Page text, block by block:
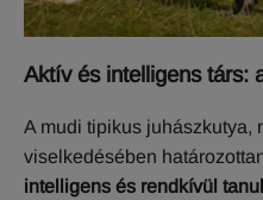
Aktív és intelligens társ:
A mudi tipikus juhászkutya,
viselkedésében
intelligens és rendkívül